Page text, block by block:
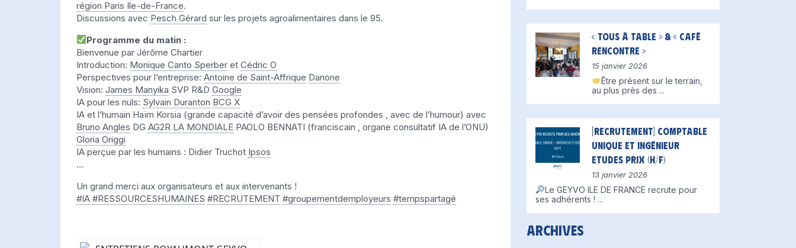
région Paris Ile-de-France.
Discussions avec Pesch Gérard sur les projets agroalimentaires dans le 95.
Programme du matin :
Bienvenue par Jérôme Chartier
Introduction: Monique Canto Sperber et Cédric O
Perspectives pour l’entreprise: Antoine de Saint-Affrique Danone
Vision: James Manyika SVP R&D Google
IA pour les nuls: Sylvain Duranton BCG X
IA et l’humain Haïm Korsia (grande capacité d’avoir des pensées profondes , avec de l’humour) avec
Bruno Angles DG AG2R LA MONDIALE PAOLO BENNATI (franciscain , organe consultatif IA de l’ONU)
Gloria Origgi
IA perçue par les humains : Didier Truchot Ipsos
…
Un grand merci aux organisateurs et aux intervenants !
#IA #RESSOURCESHUMAINES #RECRUTEMENT #groupementdemployeurs #tempspartagé
« Tous à table » & « Café
Rencontre »
15 janvier 2026
Être présent sur le terrain,
au plus près des ...
[Recrutement] Comptable
unique et Ingénieur
Etudes Prix (H/F)
13 janvier 2026
Le GEYVO ILE DE FRANCE recrute pour
ses adhérents ! ...
Archives